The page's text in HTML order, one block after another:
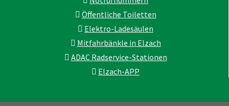
Öffentliche Toiletten
Elektro-Ladesäulen
Mitfahrbänkle in Elzach
ADAC Radservice-Stationen
Elzach-APP